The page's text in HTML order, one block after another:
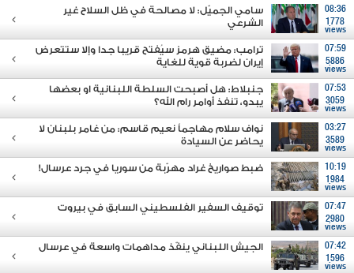
08:36
1778
views
سامي الجميّل: لا مصالحة في ظل السلاح غير
الشرعي
07:59
5886
views
ترامب: مضيق هرمز سيُفتح قريبا جدا وإلا ستتعرض
إيران لضربة قوية للغاية
07:53
3059
views
جنبلاط: هل أصبحت السلطة اللبنانية او بعضها
يبدو، تنفذ أوامر رام الله؟
03:27
3589
views
نواف سلام مهاجماً نعيم قاسم: من غامر بلبنان لا
يحاضر عن السيادة
10:19
1984
views
ضبط صواريخ غراد مهرّبة من سوريا في جرد عرسال!
07:47
2980
views
توقيف السفير الفلسطيني السابق في بيروت
07:42
1596
views
الجيش اللبناني ينفّذ مداهمات واسعة في عرسال